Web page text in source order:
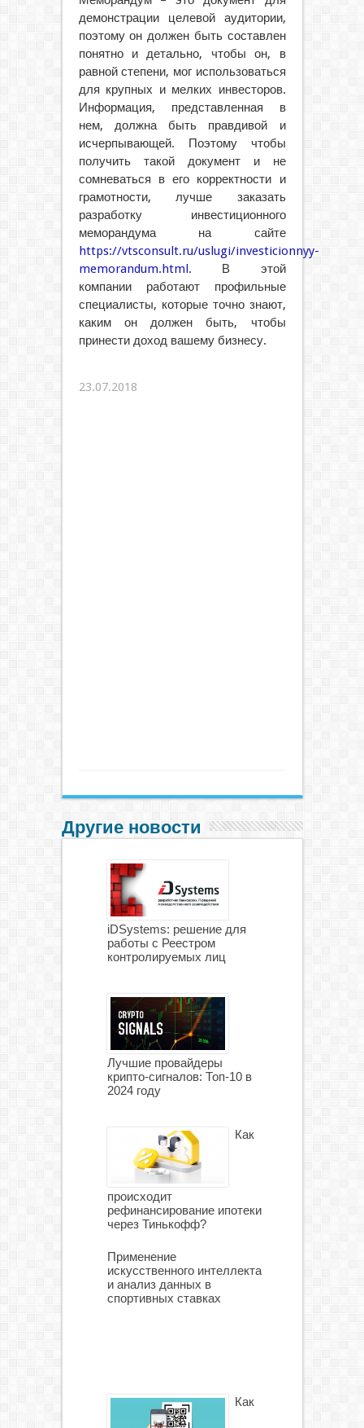
демонстрации целевой аудитории,
поэтому он должен быть составлен
понятно и детально, чтобы он, в
равной степени, мог использоваться
для крупных и мелких инвесторов.
Информация, представленная в
нем, должна быть правдивой и
исчерпывающей. Поэтому чтобы
получить такой документ и не
сомневаться в его корректности и
грамотности, лучше заказать
разработку инвестиционного
меморандума на сайте
https://vtsconsult.ru/uslugi/investicionnyy-
memorandum.html. В этой
компании работают профильные
специалисты, которые точно знают,
каким он должен быть, чтобы
принести доход вашему бизнесу.
23.07.2018
Другие новости
iDSystems: решение для
работы с Реестром
контролируемых лиц
Лучшие провайдеры
крипто-сигналов: Топ-10 в
2024 году
Как
происходит
рефинансирование ипотеки
через Тинькофф?
Применение
искусственного интеллекта
и анализ данных в
спортивных ставках
Как